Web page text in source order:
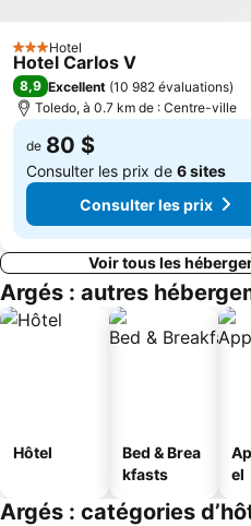
3 Étoiles
Hotel
Hotel Carlos V
8,9 Excellent (10 982 évaluations)
Toledo, à 0.7 km de : Centre-ville
de 80 $
Consulter les prix de 6 sites
Consulter les prix
Voir tous les
Argés : autres
Hôtel
Bed & Brea
kfasts
el
Argés : catégories